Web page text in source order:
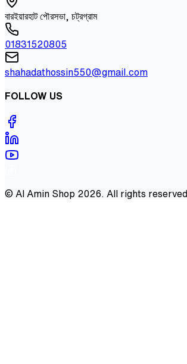
বারইয়ারহাট পৌরসভা, চট্রগ্রাম
01831520805
shahadathossin550@gmail.com
FOLLOW US
© Al Amin Shop 2026. All rights reserved